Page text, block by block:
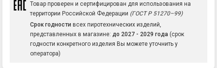
Товар проверен и сертифицирован для использования на
территории Российской Федерации (ГОСТ Р 51270–99)
Срок годности всех пиротехнических изделий,
представленных в магазине: до 2027 - 2029 года (срок
годности конкретного изделия Вы можете уточнить у
оператора)